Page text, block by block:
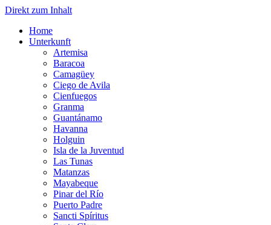
Direkt zum Inhalt
Home
Unterkunft
Artemisa
Baracoa
Camagüey
Ciego de Avila
Cienfuegos
Granma
Guantánamo
Havanna
Holguin
Isla de la Juventud
Las Tunas
Matanzas
Mayabeque
Pinar del Río
Puerto Padre
Sancti Spíritus